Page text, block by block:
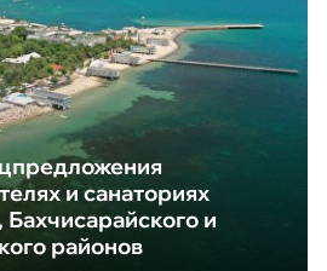
и санаториях
и
районов